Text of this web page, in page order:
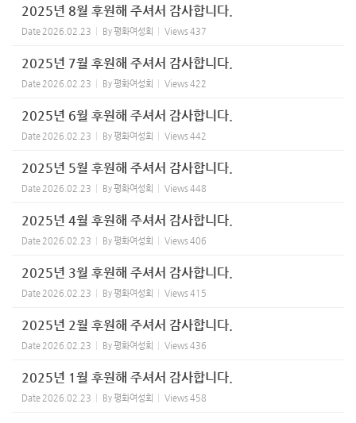
2025년 8월 후원해 주셔서 감사합니다.
Date 2026.02.23 By평화여성회 Views 437
2025년 7월 후원해 주셔서 감사합니다.
Date 2026.02.23 By평화여성회 Views 422
2025년 6월 후원해 주셔서 감사합니다.
Date 2026.02.23 By평화여성회 Views 442
2025년 5월 후원해 주셔서 감사합니다.
Date 2026.02.23 By평화여성회 Views 448
2025년 4월 후원해 주셔서 감사합니다.
Date 2026.02.23 By평화여성회 Views 406
2025년 3월 후원해 주셔서 감사합니다.
Date 2026.02.23 By평화여성회 Views 415
2025년 2월 후원해 주셔서 감사합니다.
Date 2026.02.23 By평화여성회 Views 436
2025년 1월 후원해 주셔서 감사합니다.
Date 2026.02.23 By평화여성회 Views 458